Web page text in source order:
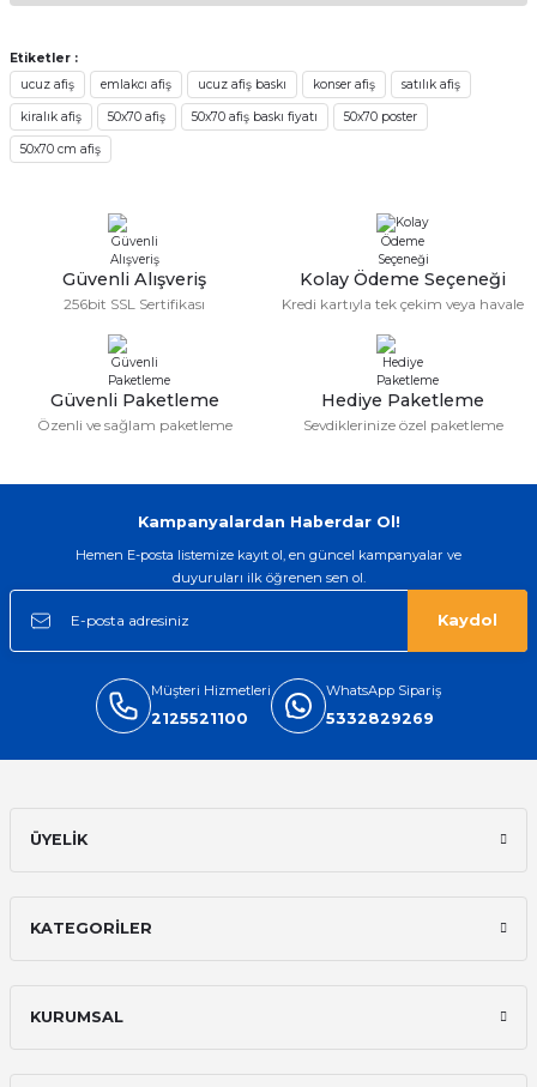
Ürün resmi kalitesiz, bozuk veya görüntülenemiyor.
Ürün açıklamasında eksik bilgiler bulunuyor.
Ürün bilgilerinde hatalar bulunuyor.
Bu ürüne benzer farklı alternatifler olmalı.
Sitemize ilk yorumu siz yapın!
Etiketler :
ucuz afiş
emlakcı afiş ucuz afiş baskı konser afiş satılık afiş
kiralık afiş 50x70 afiş 50x70 afiş baskı fiyatı 50x70 poster
50x70 cm afiş
Güvenli Alışveriş
256bit SSL Sertifikası
Kolay Ödeme Seçeneği
Kredi kartıyla tek çekim veya havale
Güvenli Paketleme
Özenli ve sağlam paketleme
Hediye Paketleme
Sevdiklerinize özel paketleme
Kampanyalardan Haberdar Ol!
Hemen E-posta listemize kayıt ol, en güncel kampanyalar ve
duyuruları ilk öğrenen sen ol.
Kaydol
Müşteri Hizmetleri
2125521100
WhatsApp Sipariş
5332829269
ÜYELİK
KATEGORİLER
KURUMSAL